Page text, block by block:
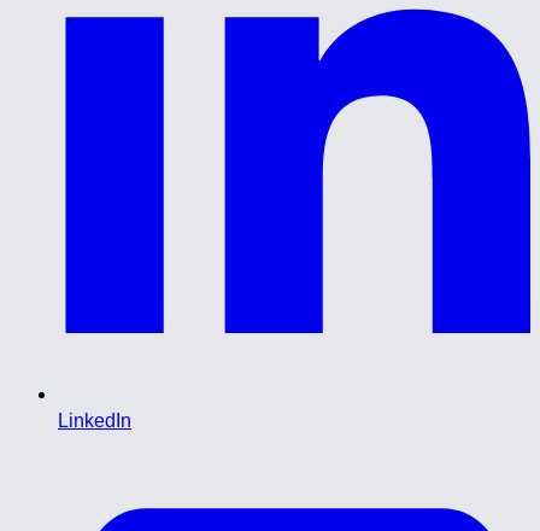
LinkedIn